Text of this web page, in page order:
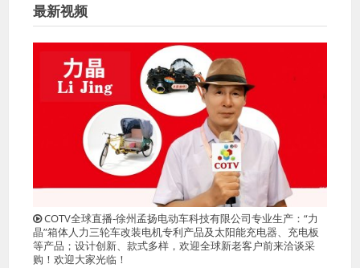
最新视频
COTV全球直播-徐州孟扬电动车科技有限公司专业生产：“力
晶”箱体人力三轮车改装电机专利产品及太阳能充电器、充电板
等产品；设计创新、款式多样，欢迎全球新老客户前来洽谈采
购！欢迎大家光临！